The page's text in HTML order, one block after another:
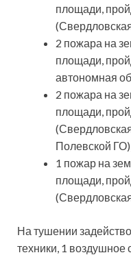
площади,
2 пожара на
площади,
автономная
2 пожара на
площади,
Полевской
1 пожар на
площади,
На тушении
техники, 1